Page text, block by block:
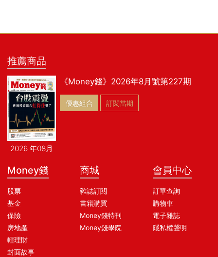
推薦商品
2026 年08月
《Money錢》2026年8月號第227期
優惠組合 訂閱當期
Money錢
股票
基金
保險
房地產
輕理財
封面故事
商城
雜誌訂閱
書籍購買
Money錢特刊
Money錢學院
會員中心
訂單查詢
購物車
電子雜誌
隱私權聲明